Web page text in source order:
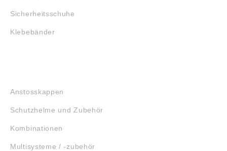
Sicherheitsschuhe
Klebebänder
Anstosskappen
Schutzhelme und Zubehör
Kombinationen
Multisysteme / -zubehör